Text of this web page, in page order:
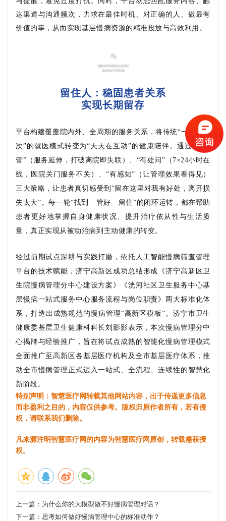
达渠道与沟通频次，力求在最佳时机、对正确的人、做最有
价值的事，从而实现基层慢病资源的精准投放与高效利用。
留住人：稳固患者关系
实现长期留存
平台构建覆盖院内外、全周期的服务关系，将传统“一年见一
次”的就医模式转变为“天天在互动”的健康陪伴。通过“有人
管”（服务延伸，打破离院即失联）、“有处问”（7×24小时在
线，医院关门服务不关）、“有感知”（让管理效果看得见）
三大策略，让患者真切感受到“留在这里对我有好处，离开损
失太大”。每一轮“找到—管好—留住”的闭环运转，都在帮助
患者更好地掌握自身健康状况、提升治疗依从性与生活质
量，真正实现从被动治病到主动健康的转变。
经过前期试点深耕与实践打磨，依托人工智能慢病筛查管理
平台的技术赋能，济宁高新区成功总结形成《济宁高新区卫
生院慢病管理分中心建设方案》《洸河社区卫生服务中心基
层慢病一站式服务中心服务流程与岗位职责》两大标准化体
系，打造出成熟规范的慢病管理“高新区模板”。济宁市卫生
健康委基层卫生健康科科长刘影影表示，本次慢病管理分中
心揭牌与经验推广，旨在将试点成熟的智能化慢病管理模式
全面推广至高新区各基层医疗机构及全市基层医疗体系，推
动全市慢病管理正式迈入一站式、全流程、连续性的智慧化
新阶段。
特别声明：智慧医疗网转载其他网站内容，出于传递更多信息
而非盈利之目的，内容仅供参考。版权归原作者所有，若有侵
权，请联系我们删除。
凡来源注明智慧医疗网的内容为智慧医疗网原创，转载需获授
权。
上一篇： 为什么你的大模型做不好慢病管理对话？
下一篇： 思考如何做好慢病管理中心的标准动作？